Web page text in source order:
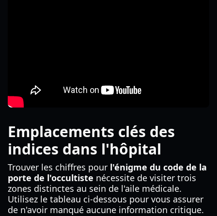
Emplacements clés des
indices dans l'hôpital
Trouver les chiffres pour l'énigme du code de la
porte de l'occultiste nécessite de visiter trois
zones distinctes au sein de l'aile médicale.
Utilisez le tableau ci-dessous pour vous assurer
de n'avoir manqué aucune information critique.